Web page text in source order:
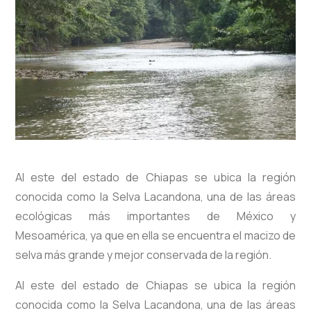
Al este del estado de Chiapas se ubica la región
conocida como la Selva Lacandona, una de las áreas
ecológicas más importantes de México y
Mesoamérica, ya que en ella se encuentra el macizo de
selva más grande y mejor conservada de la región.
Al este del estado de Chiapas se ubica la región
conocida como la Selva Lacandona, una de las áreas